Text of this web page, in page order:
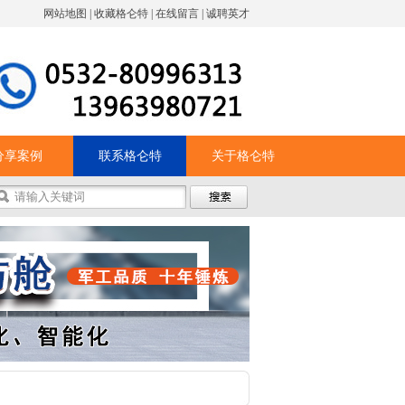
网站地图 收藏格仑特 在线留言 诚聘英才
享案例 联系格仑特 关于格仑特